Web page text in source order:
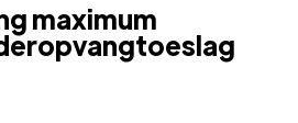
maximum